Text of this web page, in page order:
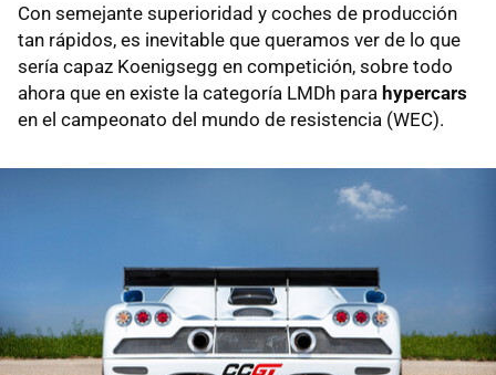
Con semejante superioridad y coches de producción
tan rápidos, es inevitable que queramos ver de lo que
sería capaz Koenigsegg en competición, sobre todo
ahora que en existe la categoría LMDh para hypercars
en el campeonato del mundo de resistencia (WEC).